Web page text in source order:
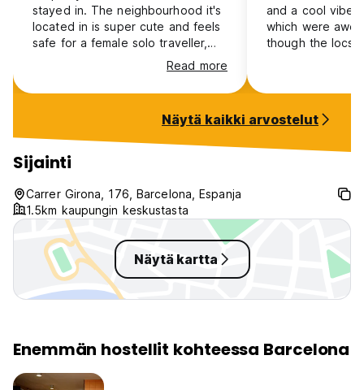
stayed in. The neighbourhood it's
located in is super cute and feels
safe for a female solo traveller,
even at night. The room was nice
and clean, staff was soo friendly!!
the rooftop was such a nice add.
would def recommend especially
if you are a female travelling
alone.
Read more
and a cool vibe.
which were
though the
night’s sleep.
Näytä kaikki arvostelut
Sijainti
Carrer Girona, 176, Barcelona, Espanja
1.5km kaupungin keskustasta
Näytä kartta
Enemmän hostellit kohteessa Barcelona